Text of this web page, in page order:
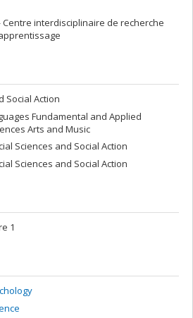
Centre interdisciplinaire de recherche
Social Action
Fundamental and Applied
Arts and Music
Sciences and Social Action
Sciences and Social Action
1